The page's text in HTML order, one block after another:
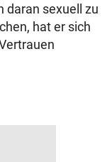
daran sexuell zu
hat er sich